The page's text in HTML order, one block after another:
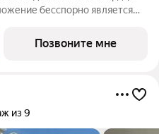
бесспорно является
окружение, близость к
Позвоните мне
из 9